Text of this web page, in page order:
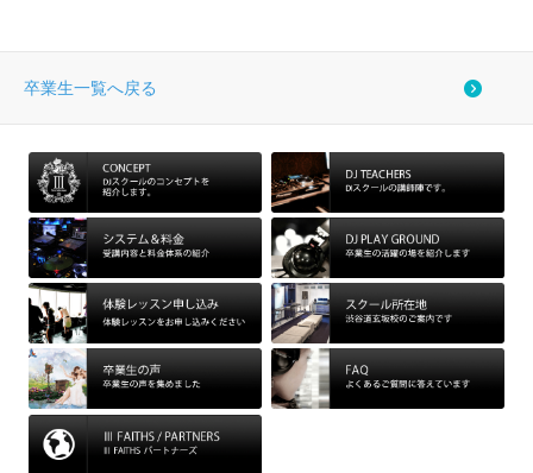
卒業生一覧へ戻る